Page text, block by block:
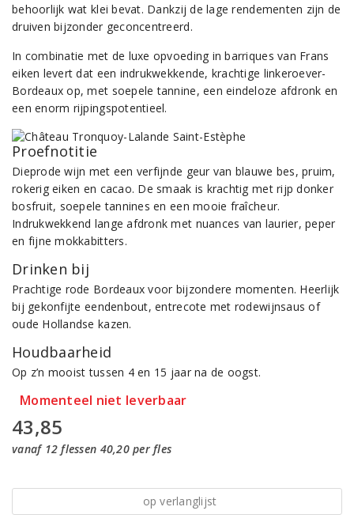
behoorlijk wat klei bevat. Dankzij de lage rendementen zijn de
druiven bijzonder geconcentreerd.
In combinatie met de luxe opvoeding in barriques van Frans
eiken levert dat een indrukwekkende, krachtige linkeroever-
Bordeaux op, met soepele tannine, een eindeloze afdronk en
een enorm rijpingspotentieel.
Proefnotitie
Dieprode wijn met een verfijnde geur van blauwe bes, pruim,
rokerig eiken en cacao. De smaak is krachtig met rijp donker
bosfruit, soepele tannines en een mooie fraîcheur.
Indrukwekkend lange afdronk met nuances van laurier, peper
en fijne mokkabitters.
Drinken bij
Prachtige rode Bordeaux voor bijzondere momenten. Heerlijk
bij gekonfijte eendenbout, entrecote met rodewijnsaus of
oude Hollandse kazen.
Houdbaarheid
Op z’n mooist tussen 4 en 15 jaar na de oogst.
Momenteel niet leverbaar
43,85
vanaf 12 flessen 40,20 per fles
op verlanglijst